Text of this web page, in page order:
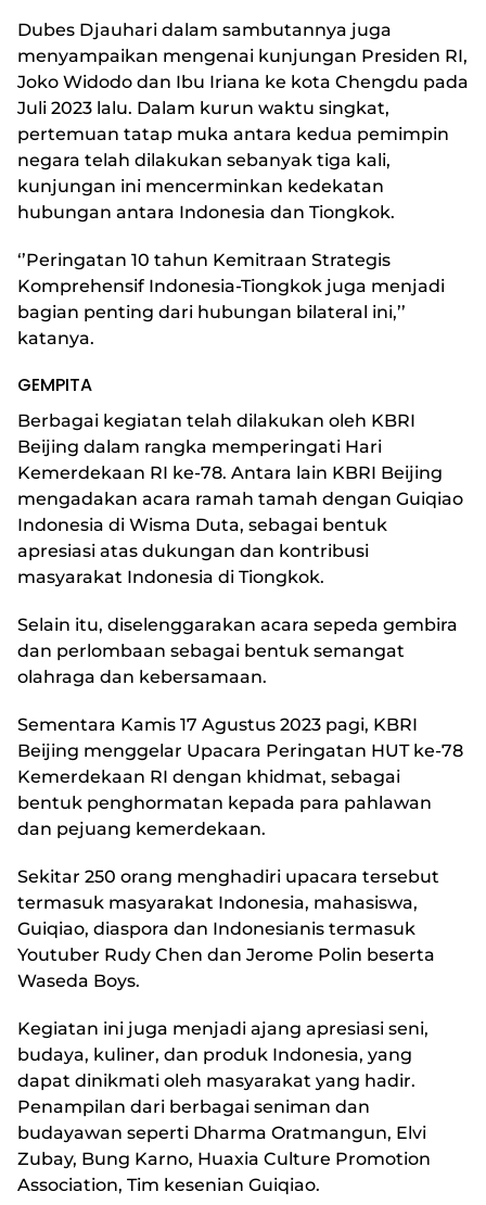
Dubes Djauhari dalam sambutannya juga
menyampaikan mengenai kunjungan Presiden RI,
Joko Widodo dan Ibu Iriana ke kota Chengdu pada
Juli 2023 lalu. Dalam kurun waktu singkat,
pertemuan tatap muka antara kedua pemimpin
negara telah dilakukan sebanyak tiga kali,
kunjungan ini mencerminkan kedekatan
hubungan antara Indonesia dan Tiongkok.
‘’Peringatan 10 tahun Kemitraan Strategis
Komprehensif Indonesia-Tiongkok juga menjadi
bagian penting dari hubungan bilateral ini,’’
katanya.
GEMPITA
Berbagai kegiatan telah dilakukan oleh KBRI
Beijing dalam rangka memperingati Hari
Kemerdekaan RI ke-78. Antara lain KBRI Beijing
mengadakan acara ramah tamah dengan Guiqiao
Indonesia di Wisma Duta, sebagai bentuk
apresiasi atas dukungan dan kontribusi
masyarakat Indonesia di Tiongkok.
Selain itu, diselenggarakan acara sepeda gembira
dan perlombaan sebagai bentuk semangat
olahraga dan kebersamaan.
Sementara Kamis 17 Agustus 2023 pagi, KBRI
Beijing menggelar Upacara Peringatan HUT ke-78
Kemerdekaan RI dengan khidmat, sebagai
bentuk penghormatan kepada para pahlawan
dan pejuang kemerdekaan.
Sekitar 250 orang menghadiri upacara tersebut
termasuk masyarakat Indonesia, mahasiswa,
Guiqiao, diaspora dan Indonesianis termasuk
Youtuber Rudy Chen dan Jerome Polin beserta
Waseda Boys.
Kegiatan ini juga menjadi ajang apresiasi seni,
budaya, kuliner, dan produk Indonesia, yang
dapat dinikmati oleh masyarakat yang hadir.
Penampilan dari berbagai seniman dan
budayawan seperti Dharma Oratmangun, Elvi
Zubay, Bung Karno, Huaxia Culture Promotion
Association, Tim kesenian Guiqiao.